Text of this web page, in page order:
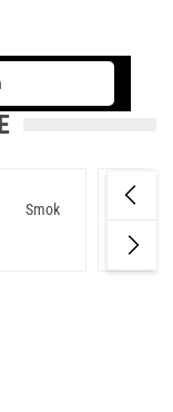
Smok Justfog